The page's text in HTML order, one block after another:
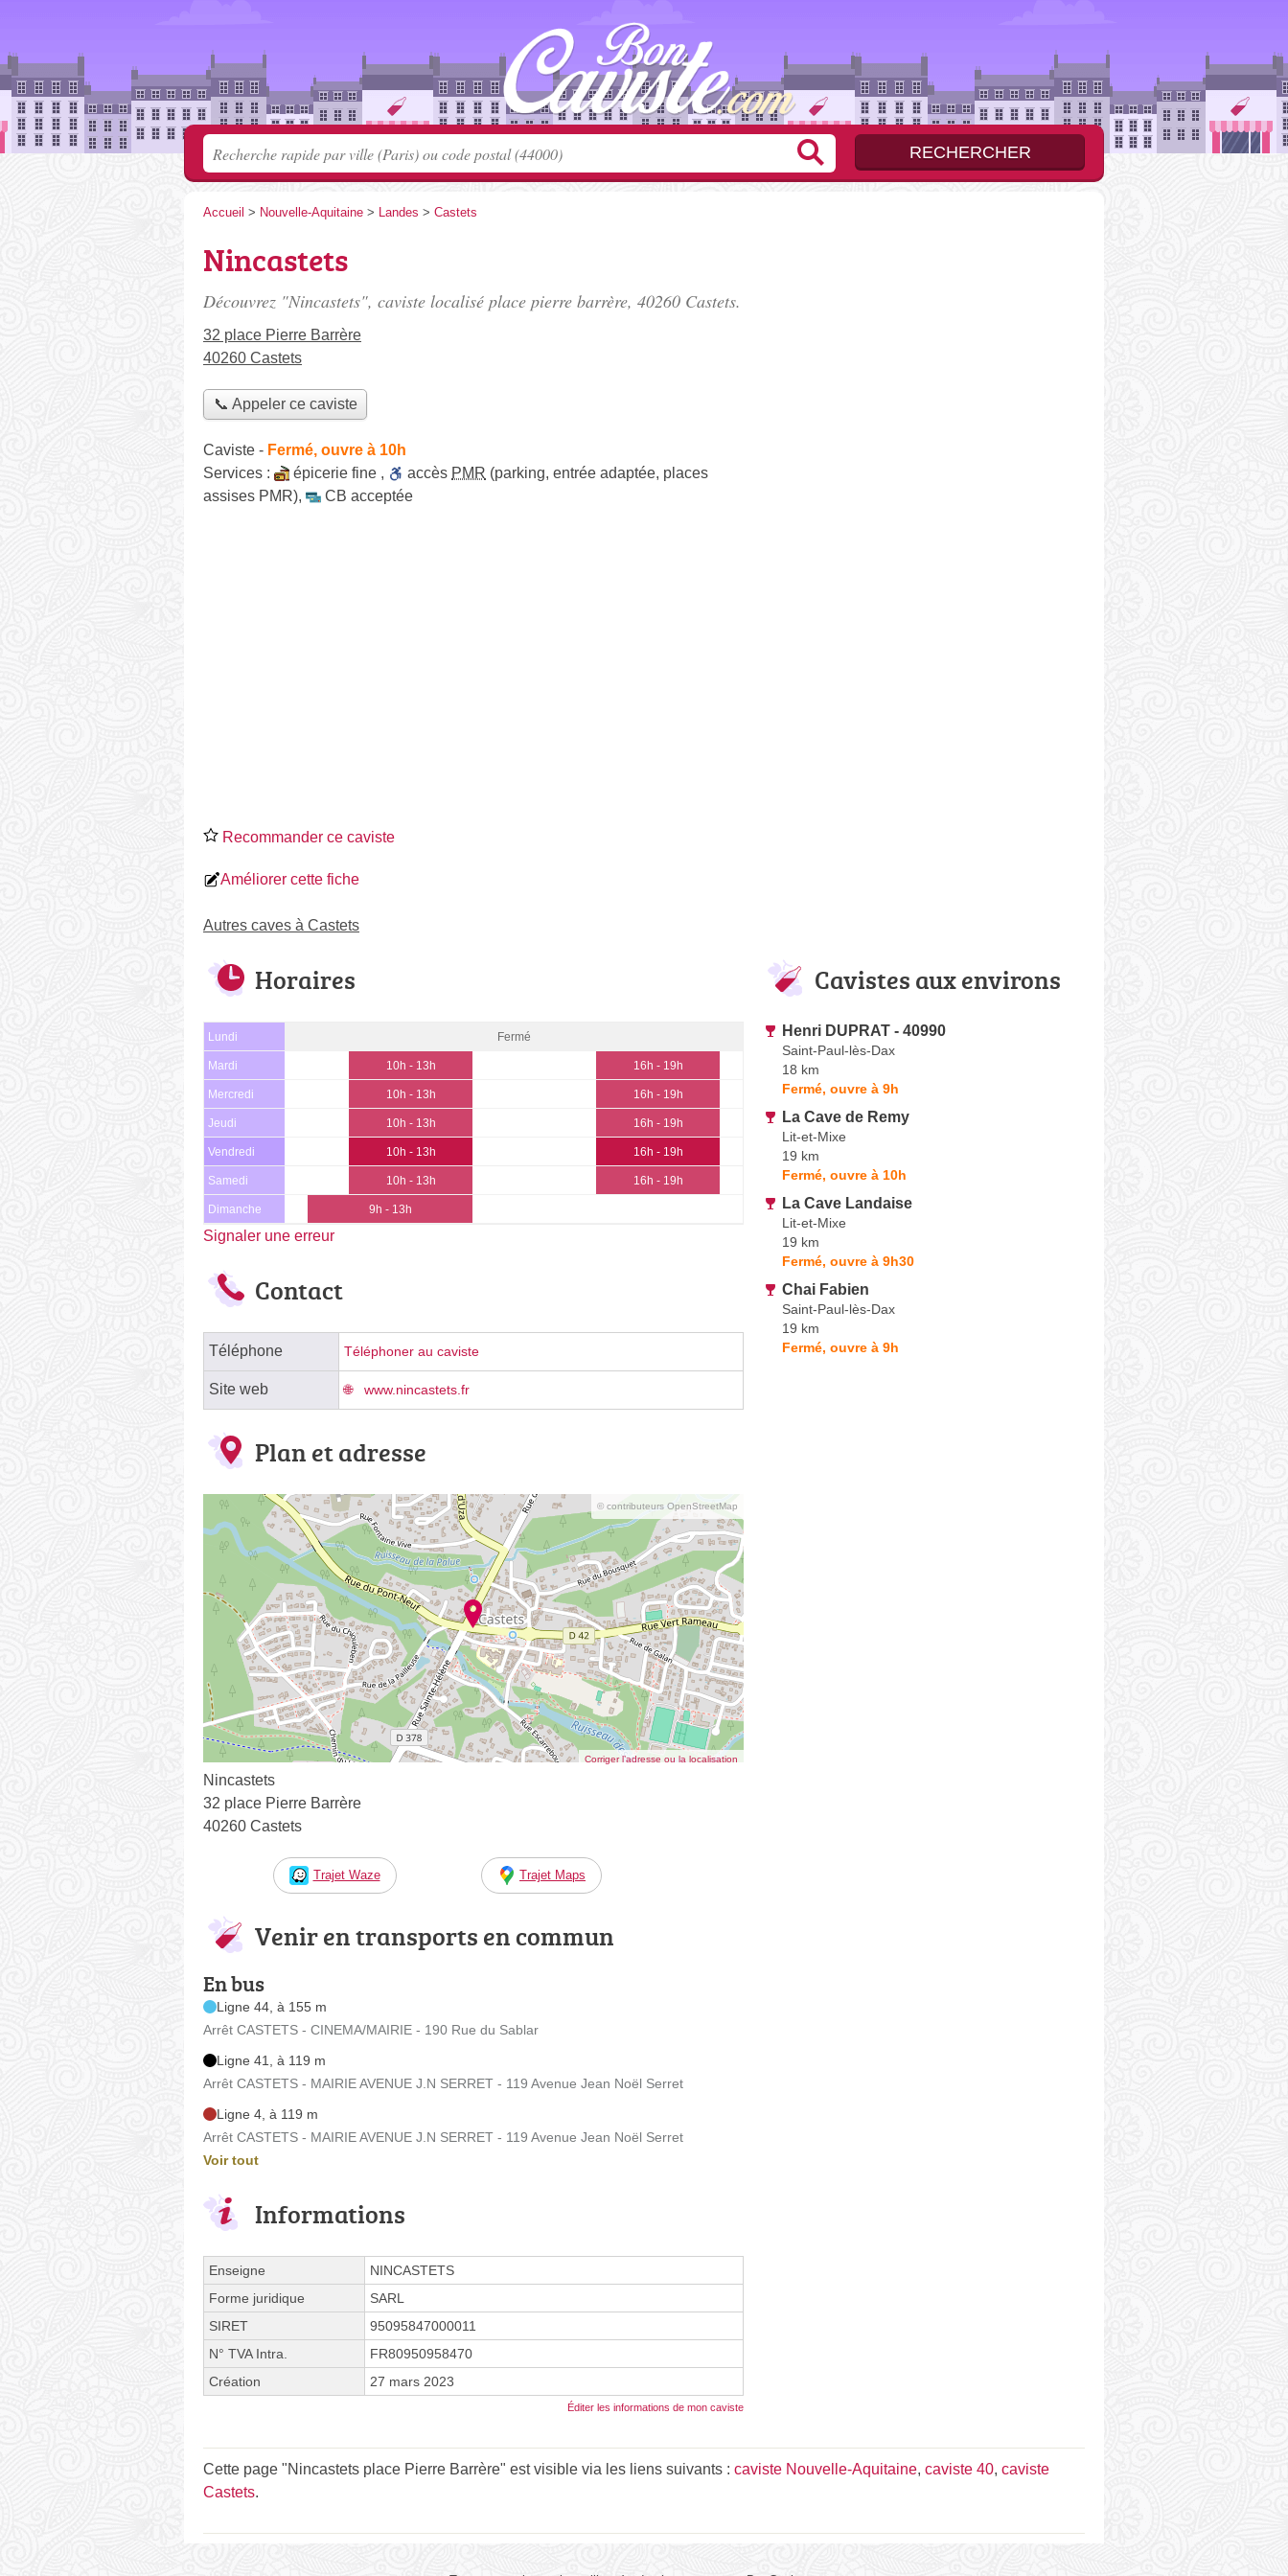
Accueil > Nouvelle-Aquitaine > Landes > Castets
Nincastets
Découvrez "Nincastets", caviste localisé place pierre barrère, 40260 Castets.
32 place Pierre Barrère
40260 Castets
📞 Appeler ce caviste
Caviste - Fermé, ouvre à 10h
Services :
épicerie fine , accès PMR (parking, entrée adaptée, places
assises PMR), CB acceptée
Recommander ce caviste
Améliorer cette fiche
Autres caves à Castets
Horaires
Lundi Fermé
Mardi 10h - 13h 16h - 19h
Mercredi 10h - 13h 16h - 19h
Jeudi 10h - 13h 16h - 19h
Vendredi 10h - 13h 16h - 19h
Samedi 10h - 13h 16h - 19h
Dimanche 9h - 13h
Signaler une erreur
Contact
Téléphone Téléphoner au caviste
Site web www.nincastets.fr
Plan et adresse
© contributeurs OpenStreetMap
Corriger l’adresse ou la localisation
Nincastets
32 place Pierre Barrère
40260 Castets
Trajet Waze Trajet Maps
Venir en transports en commun
En bus
Ligne 44, à 155 m
Arrêt CASTETS - CINEMA/MAIRIE - 190 Rue du Sablar
Ligne 41, à 119 m
Arrêt CASTETS - MAIRIE AVENUE J.N SERRET - 119 Avenue Jean Noël Serret
Ligne 4, à 119 m
Arrêt CASTETS - MAIRIE AVENUE J.N SERRET - 119 Avenue Jean Noël Serret
Voir tout
Informations
Enseigne
NINCASTETS
Forme juridique
SARL
SIRET
95095847000011
N° TVA Intra.
FR80950958470
Création
27 mars 2023
Éditer les informations de mon caviste
Cavistes aux environs
Henri DUPRAT - 40990
Saint-Paul-lès-Dax
18 km
Fermé, ouvre à 9h
La Cave de Remy
Lit-et-Mixe
19 km
Fermé, ouvre à 10h
La Cave Landaise
Lit-et-Mixe
19 km
Fermé, ouvre à 9h30
Chai Fabien
Saint-Paul-lès-Dax
19 km
Fermé, ouvre à 9h
Cette page "Nincastets place Pierre Barrère" est visible via les liens suivants : caviste Nouvelle-Aquitaine, caviste 40, caviste
Castets.